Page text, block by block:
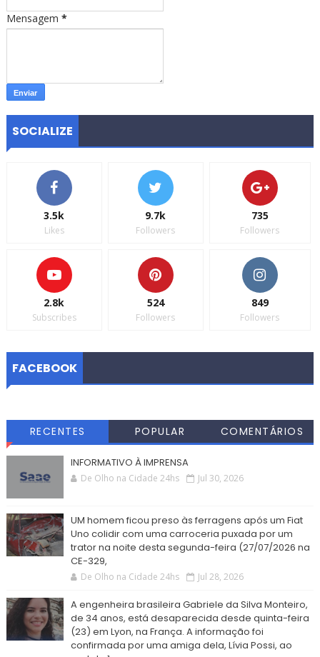
Mensagem *
SOCIALIZE
3.5k
Likes
9.7k
Followers
735
Followers
2.8k
Subscribes
524
Followers
849
Followers
FACEBOOK
RECENTES POPULAR COMENTÁRIOS
INFORMATIVO À IMPRENSA
De Olho na Cidade 24hs Jul 30, 2026
UM homem ficou preso às ferragens após um Fiat
Uno colidir com uma carroceria puxada por um
trator na noite desta segunda-feira (27/07/2026 na
CE-329,
De Olho na Cidade 24hs Jul 28, 2026
A engenheira brasileira Gabriele da Silva Monteiro,
de 34 anos, está desaparecida desde quinta-feira
(23) em Lyon, na França. A informação foi
confirmada por uma amiga dela, Lívia Possi, ao